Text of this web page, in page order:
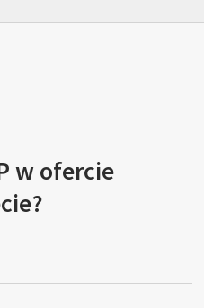
w ofercie